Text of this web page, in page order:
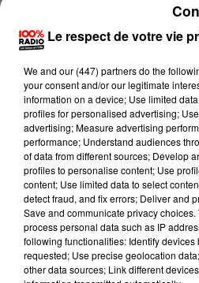
Lecture (4 min 6 sec)
100%
Le respect de votre vie
We and our (447) partnersdo the
your consent and/or our legitimate
information on a device; Use limited
profiles for personalised advertising;
advertising; Measure advertising
performance; Understand audiences
of data from different sources; Develop
profiles to personalise content; Use
content; Use limited data to select
detect fraud, and fix errors; Deliver and
Save and communicate privacy
process personal data such as IP
following functionalities: Identify
requested; Use precise geolocation
other data sources; Link different